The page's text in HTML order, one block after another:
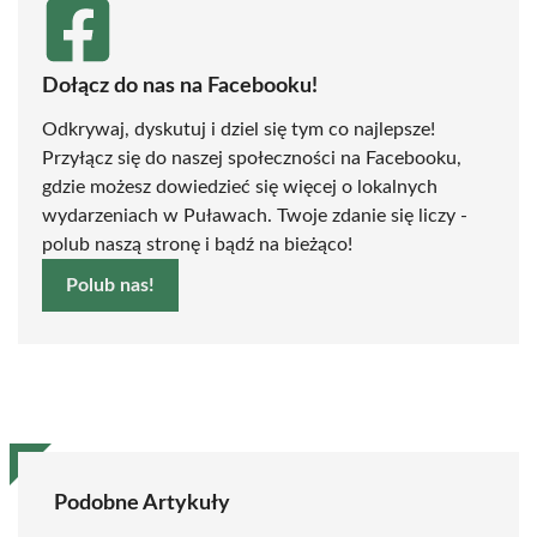
Dołącz do nas na Facebooku!
Odkrywaj, dyskutuj i dziel się tym co najlepsze!
Przyłącz się do naszej społeczności na Facebooku,
gdzie możesz dowiedzieć się więcej o lokalnych
wydarzeniach w Puławach. Twoje zdanie się liczy -
polub naszą stronę i bądź na bieżąco!
Polub nas!
Podobne Artykuły